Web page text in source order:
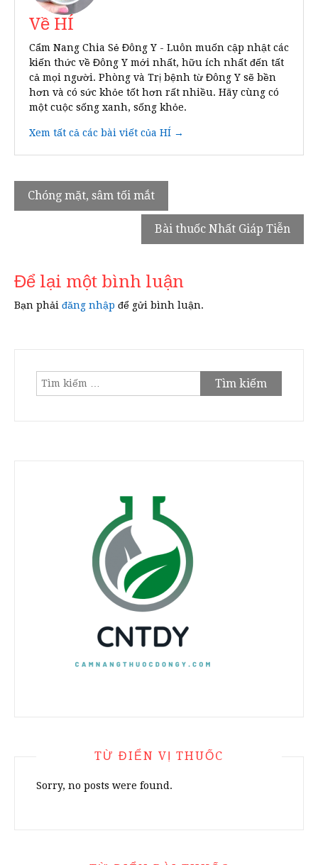
Về HÍ
Cẩm Nang Chia Sẻ Đông Y - Luôn muốn cập nhật các
kiến thức về Đông Y mới nhất, hữu ích nhất đến tất
cả mọi người. Phòng và Trị bệnh từ Đông Y sẽ bền
hơn và có sức khỏe tốt hơn rất nhiều. Hãy cùng có
một cuộc sống xanh, sống khỏe.
Xem tất cả các bài viết của HÍ →
Điều
hướng
Chóng mặt, sâm tối mắt
Bài thuốc Nhất Giáp Tiễn
Để lại một bình luận
Bạn phải đăng nhập để gửi bình luận.
Tìm
TỪ ĐIỂN VỊ THUỐC
Sorry, no posts were found.